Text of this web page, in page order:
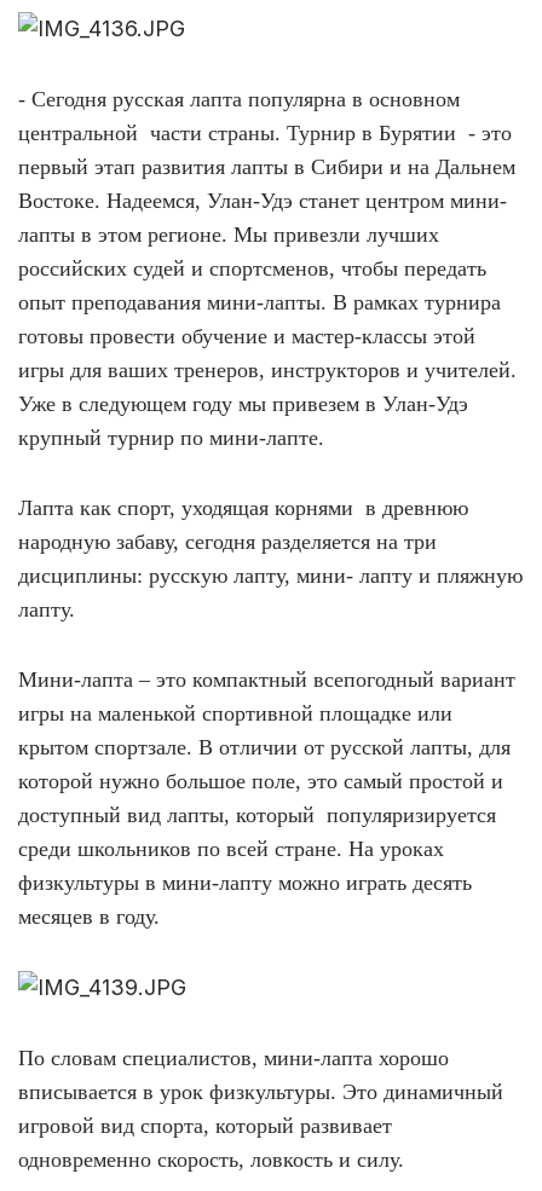
- Сегодня русская лапта популярна в основном
центральной части страны. Турнир в Бурятии - это
первый этап развития лапты в Сибири и на Дальнем
Востоке. Надеемся, Улан-Удэ станет центром мини-
лапты в этом регионе. Мы привезли лучших
российских судей и спортсменов, чтобы передать
опыт преподавания мини-лапты. В рамках турнира
готовы провести обучение и мастер-классы этой
игры для ваших тренеров, инструкторов и учителей.
Уже в следующем году мы привезем в Улан-Удэ
крупный турнир по мини-лапте.
Лапта как спорт, уходящая корнями в древнюю
народную забаву, сегодня разделяется на три
дисциплины: русскую лапту, мини- лапту и пляжную
лапту.
Мини-лапта – это компактный всепогодный вариант
игры на маленькой спортивной площадке или
крытом спортзале. В отличии от русской лапты, для
которой нужно большое поле, это самый простой и
доступный вид лапты, который популяризируется
среди школьников по всей стране. На уроках
физкультуры в мини-лапту можно играть десять
месяцев в году.
По словам специалистов, мини-лапта хорошо
вписывается в урок физкультуры. Это динамичный
игровой вид спорта, который развивает
одновременно скорость, ловкость и силу.